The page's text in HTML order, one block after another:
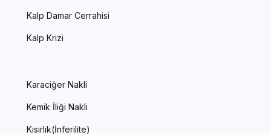
Kalp Damar Cerrahisi
Kalp Krizi
Karaciğer Nakli
Kemik İliği Nakli
Kısırlık(İnferilite)